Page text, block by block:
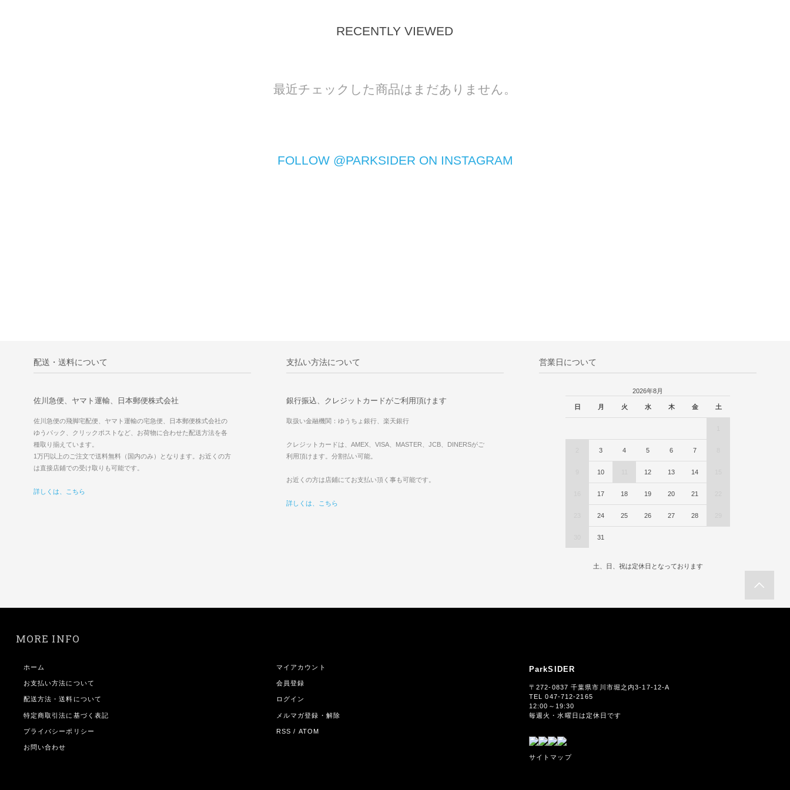
RECENTLY VIEWED
最近チェックした商品はまだありません。
FOLLOW @PARKSIDER ON INSTAGRAM
配送・送料について
佐川急便、ヤマト運輸、日本郵便株式会社
佐川急便の飛脚宅配便、ヤマト運輸の宅急便、日本郵便株式会社の
ゆうパック、クリックポストなど、お荷物に合わせた配送方法を各
種取り揃えています。
1万円以上のご注文で送料無料（国内のみ）となります。お近くの方
は直接店鋪での受け取りも可能です。
詳しくは、こちら
支払い方法について
銀行振込、クレジットカードがご利用頂けます
取扱い金融機関：ゆうちょ銀行、楽天銀行
クレジットカードは、AMEX、VISA、MASTER、JCB、DINERSがご
利用頂けます。分割払い可能。
お近くの方は店鋪にてお支払い頂く事も可能です。
詳しくは、こちら
営業日について
2026年8月
日 月 火 水 木 金 土
3 4 5 6 7
10 12 13 14
17 18 19 20 21
24 25 26 27 28
31
土、日、祝は定休日となっております
MORE INFO
ホーム
お支払い方法について
配送方法・送料について
特定商取引法に基づく表記
プライバシーポリシー
お問い合わせ
マイアカウント
会員登録
ログイン
メルマガ登録・解除
RSS / ATOM
ParkSIDER
〒272-0837 千葉県市川市堀之内3-17-12-A
TEL 047-712-2165
12:00～19:30
毎週火・水曜日は定休日です
サイトマップ